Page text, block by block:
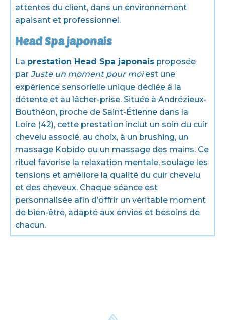
attentes du client, dans un environnement
apaisant et professionnel.
Head Spa japonais
La prestation Head Spa japonais proposée
parJuste un moment pour moiest une
expérience sensorielle unique dédiée à la
détente et au lâcher-prise. Située à Andrézieux-
Bouthéon, proche de Saint-Étienne dans la
Loire (42), cette prestation inclut un soin du cuir
chevelu associé, au choix, à un brushing, un
massage Kobido ou un massage des mains. Ce
rituel favorise la relaxation mentale, soulage les
tensions et améliore la qualité du cuir chevelu
et des cheveux. Chaque séance est
personnalisée afin d’offrir un véritable moment
de bien-être, adapté aux envies et besoins de
chacun.